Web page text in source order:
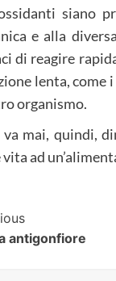
siano
e alla
di reagire
lenta, come
organismo.
va mai, quindi,
vita ad
antigonfiore